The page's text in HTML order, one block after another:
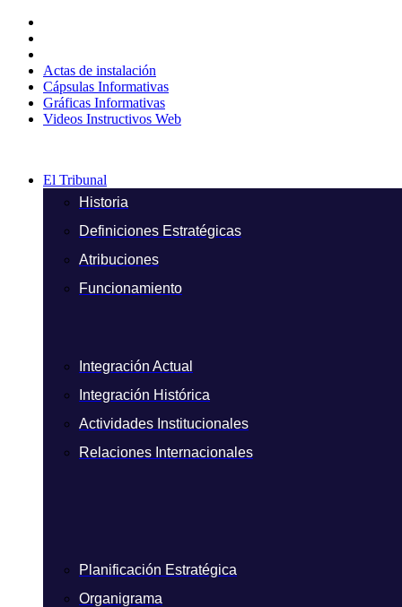
contenido
Actas de instalación
Cápsulas Informativas
Gráficas Informativas
Videos Instructivos Web
El Tribunal
Historia
Definiciones Estratégicas
Atribuciones
Funcionamiento
Integración Actual
Integración Histórica
Actividades Institucionales
Relaciones Internacionales
Planificación Estratégica
Organigrama